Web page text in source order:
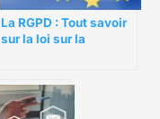
La RGPD : Tout savoir
sur la loi sur la